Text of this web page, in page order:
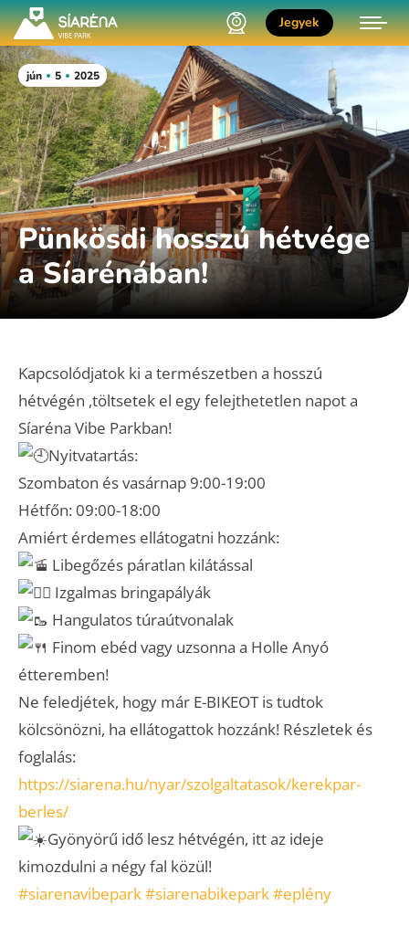
Jegyek
Pünkösdi hosszú hétvége
a Síarénában!
jún 5 2025
Kapcsolódjatok ki a természetben a hosszú
hétvégén ,töltsetek el egy felejthetetlen napot a
Síaréna Vibe Parkban!
Nyitvatartás:
Szombaton és vasárnap 9:00-19:00
Hétfőn: 09:00-18:00
Amiért érdemes ellátogatni hozzánk:
Libegőzés páratlan kilátással
Izgalmas bringapályák
Hangulatos túraútvonalak
Finom ebéd vagy uzsonna a Holle Anyó
étteremben!
Ne feledjétek, hogy már E-BIKEOT is tudtok
kölcsönözni, ha ellátogattok hozzánk! Részletek és
foglalás:
https://siarena.hu/nyar/szolgaltatasok/kerekpar-
berles/
Gyönyörű idő lesz hétvégén, itt az ideje
kimozdulni a négy fal közül!
#siarenavibepark#siarenabikepark#eplény